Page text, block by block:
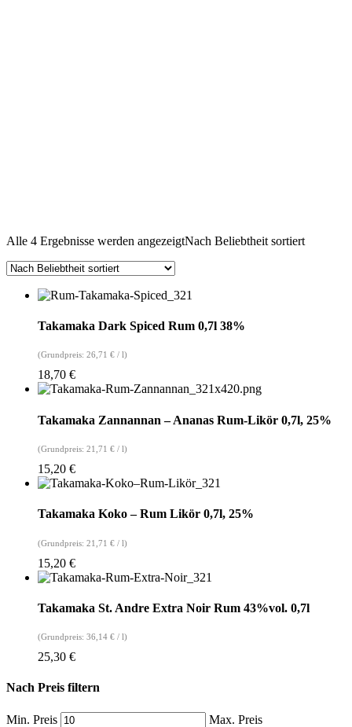
Alle 4 Ergebnisse werden angezeigtNach Beliebtheit sortiert
Takamaka Dark Spiced Rum 0,7l 38%
(Grundpreis: 26,71 € / l)
18,70 €
Takamaka Zannannan – Ananas Rum-Likör 0,7l, 25%
(Grundpreis: 21,71 € / l)
15,20 €
Takamaka Koko – Rum Likör 0,7l, 25%
(Grundpreis: 21,71 € / l)
15,20 €
Takamaka St. Andre Extra Noir Rum 43%vol. 0,7l
(Grundpreis: 36,14 € / l)
25,30 €
Nach Preis filtern
Min. Preis Max. Preis